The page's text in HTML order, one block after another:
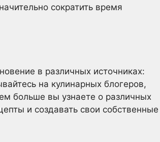
сократить время
в различных источниках:
на кулинарных блогеров,
больше вы узнаете о различных
и создавать свои собственные